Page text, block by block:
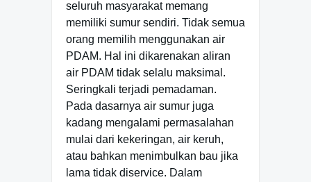
seluruh masyarakat memang
memiliki sumur sendiri. Tidak semua
orang memilih menggunakan air
PDAM. Hal ini dikarenakan aliran
air PDAM tidak selalu maksimal.
Seringkali terjadi pemadaman.
Pada dasarnya air sumur juga
kadang mengalami permasalahan
mulai dari kekeringan, air keruh,
atau bahkan menimbulkan bau jika
lama tidak diservice. Dalam